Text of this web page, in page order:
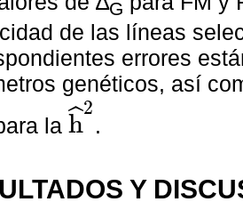
G
de las líneas
errores
genéticos, así
la h
ˆ2
h^2 .
Y